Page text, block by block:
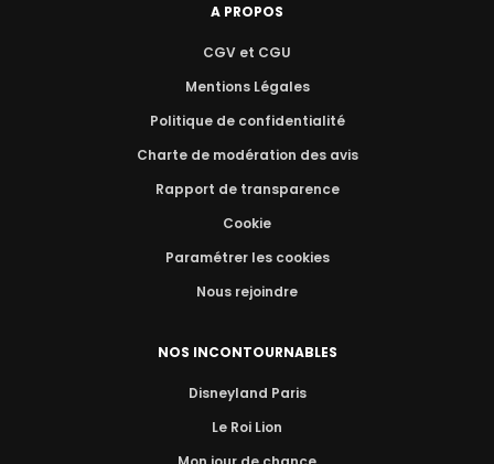
A PROPOS
CGV et CGU
Mentions Légales
Politique de confidentialité
Charte de modération des avis
Rapport de transparence
Cookie
Paramétrer les cookies
Nous rejoindre
NOS INCONTOURNABLES
Disneyland Paris
Le Roi Lion